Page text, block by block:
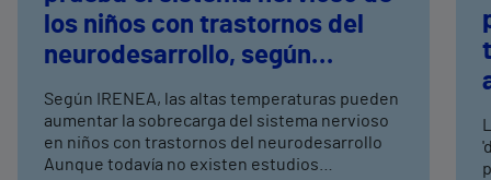
los niños con trastornos del
neurodesarrollo, según
expertos en
neurorrehabilitación
pediátrica de Vithas
Según IRENEA, las altas temperaturas pueden
aumentar la sobrecarga del sistema nervioso
en niños con trastornos del neurodesarrollo
Aunque todavía no existen estudios